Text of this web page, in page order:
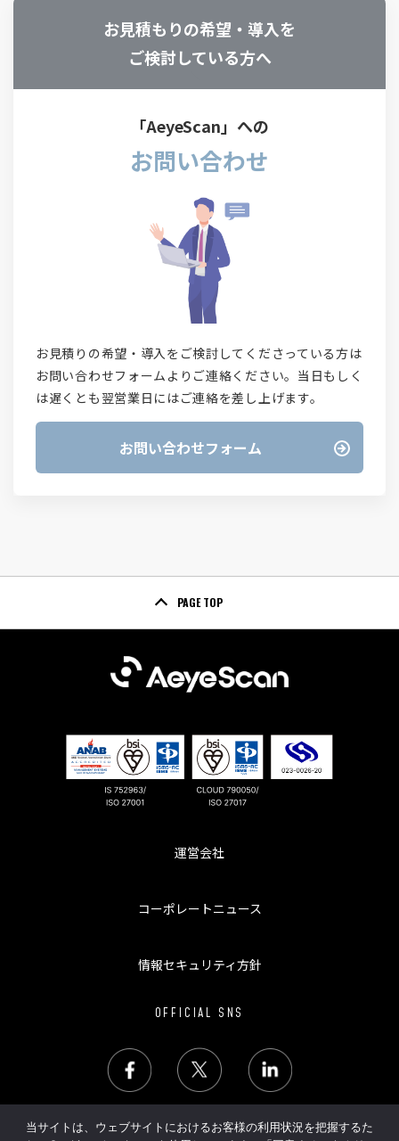
お見積もりの希望・導入を
ご検討している方へ
「AeyeScan」への
お問い合わせ
お見積りの希望・導入をご検討してくださっている方は
お問い合わせフォームよりご連絡ください。当日もしく
は遅くとも翌営業日にはご連絡を差し上げます。
お問い合わせフォーム
PAGE TOP
運営会社
コーポレートニュース
情報セキュリティ方針
OFFICIAL SNS
当サイトは、ウェブサイトにおけるお客様の利用状況を把握するた